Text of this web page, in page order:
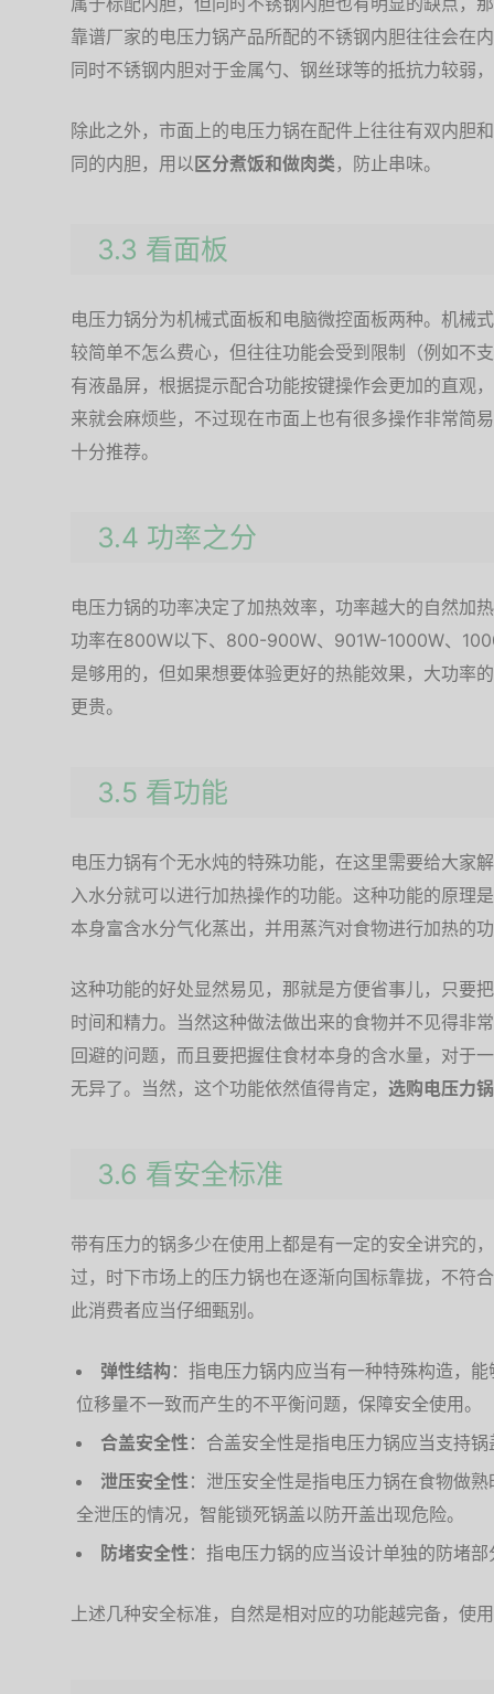
靠谱厂家的电压力锅产品所配的不锈钢内胆往往会在
同时不锈钢内胆对于金属勺、钢丝球等的抵抗力较弱
除此之外，市面上的电压力锅在配件上往往有双内胆
同的内胆，用以 区分煮饭和做肉类 ，防止串味。
3.3 看面板
电压力锅分为机械式面板和电脑微控面板两种。机械
较简单不怎么费心，但往往功能会受到限制（例如不
有液晶屏，根据提示配合功能按键操作会更加的直观
来就会麻烦些，不过现在市面上也有很多操作非常简
十分推荐。
3.4 功率之分
电压力锅的功率决定了加热效率，功率越大的自然加
功率在800W以下、800-900W、901W-1000W、
是够用的，但如果想要体验更好的热能效果，大功率
更贵。
3.5 看功能
电压力锅有个无水炖的特殊功能，在这里需要给大家
入水分就可以进行加热操作的功能。这种功能的原理
本身富含水分气化蒸出，并用蒸汽对食物进行加热的
这种功能的好处显然易见，那就是方便省事儿，只要
时间和精力。当然这种做法做出来的食物并不见得非
回避的问题，而且要把握住食材本身的含水量，对于
无异了。当然，这个功能依然值得肯定， 选购电压力
3.6 看安全标准
带有压力的锅多少在使用上都是有一定的安全讲究的
过，时下市场上的压力锅也在逐渐向国标靠拢，不符
此消费者应当仔细甄别。
弹性结构 ：指电压力锅内应当有一种特殊构造，
位移量不一致而产生的不平衡问题，保障安全使用。
合盖安全性：合盖安全性是指电压力锅应当支持
泄压安全性：泄压安全性是指电压力锅在食物做
全泄压的情况，智能锁死锅盖以防开盖出现危险。
防堵安全性：指电压力锅的应当设计单独的防堵
上述几种安全标准，自然是相对应的功能越完备，使